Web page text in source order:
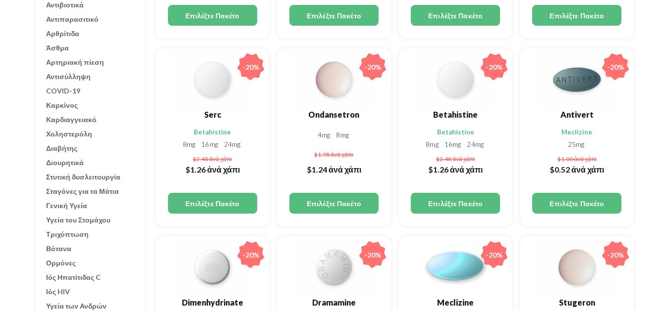
Αντιβιοτικά
Αντιπαρασιτικό
Αρθρίτιδα
Άσθμα
Αρτηριακή πίεση
Αντισύλληψη
COVID-19
Καρκίνος
Καρδιαγγειακό
Χοληστερόλη
Διαβήτης
Διουρητικά
Στυτική δυσλειτουργία
Σταγόνες για τα Μάτια
Γενική Υγεία
Υγεία του Στομάχου
Τριχόπτωση
Βότανα
Ορμόνες
Ιός Ηπατίτιδας C
Ιός HIV
Υγεία των Ανδρών
Επιλέξτε Πακέτο Επιλέξτε Πακέτο Επιλέξτε Πακέτο Επιλέξτε Πακέτο
Serc
Betahistine
8mg
16mg 24mg
$2.48ἀνά χάπι
$1.26ἀνά χάπι
Επιλέξτε Πακέτο
-20%
Ondansetron
4mg 8mg
$1.98ἀνά χάπι
$1.24ἀνά χάπι
Επιλέξτε Πακέτο
-20%
Betahistine
Betahistine
8mg
16mg 24mg
$2.48ἀνά χάπι
$1.26ἀνά χάπι
Επιλέξτε Πακέτο
-20%
Antivert
Meclizine
25mg
$1.00ἀνά χάπι
$0.52ἀνά χάπι
Επιλέξτε Πακέτο
-20%
Dimenhydrinate
-20%
Dramamine
-20%
Meclizine
-20%
Stugeron
-20%